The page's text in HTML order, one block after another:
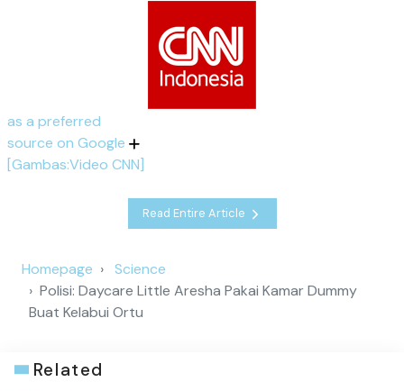
as a preferred
source on Google
[Gambas:Video CNN]
Read Entire Article
Homepage
Science
Polisi: Daycare Little Aresha Pakai Kamar Dummy
Buat Kelabui Ortu
Related